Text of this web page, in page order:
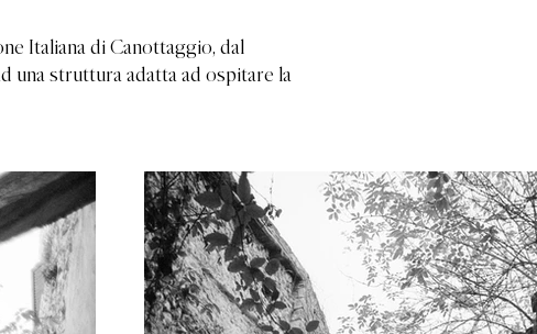
Italiana di Canottaggio, dal
una struttura adatta ad ospitare la